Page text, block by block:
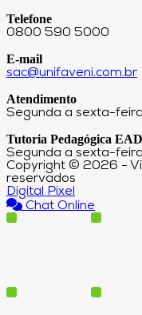
Telefone
0800 590 5000
E-mail
sac@unifaveni.com.br
Atendimento
Segunda a sexta-
Tutoria Pedagógica EAD
Segunda a sexta-
Copyright © 2026 -
reservados
Digital Pixel
Chat Online